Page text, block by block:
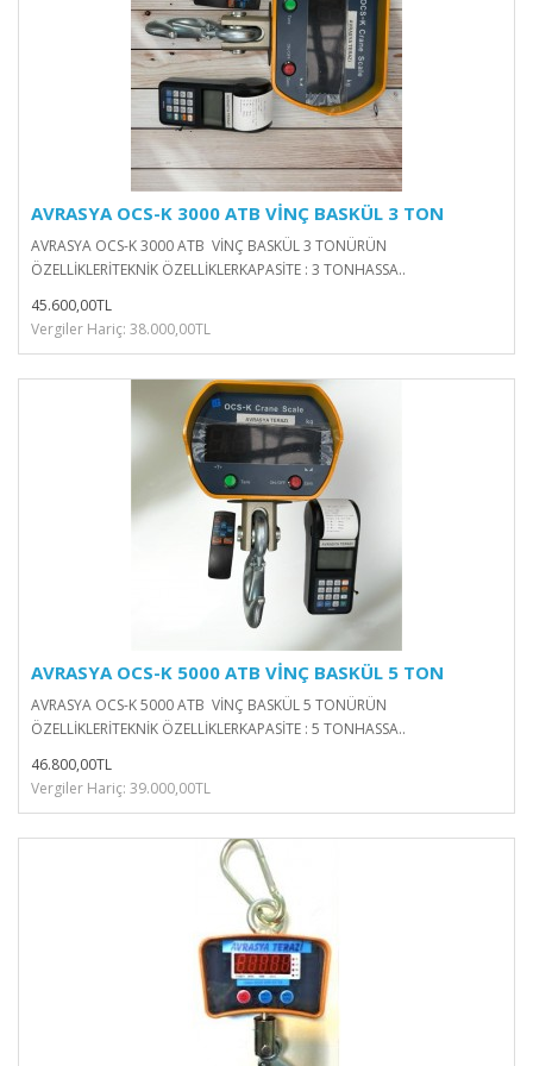
AVRASYA OCS-K 3000 ATB VİNÇ BASKÜL 3 TON
AVRASYA OCS-K 3000 ATB VİNÇ BASKÜL 3 TONÜRÜN
ÖZELLİKLERİTEKNİK ÖZELLİKLERKAPASİTE : 3 TONHASSA..
45.600,00TL
Vergiler Hariç: 38.000,00TL
AVRASYA OCS-K 5000 ATB VİNÇ BASKÜL 5 TON
AVRASYA OCS-K 5000 ATB VİNÇ BASKÜL 5 TONÜRÜN
ÖZELLİKLERİTEKNİK ÖZELLİKLERKAPASİTE : 5 TONHASSA..
46.800,00TL
Vergiler Hariç: 39.000,00TL